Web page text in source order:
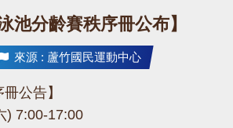
池分齡賽秩序冊公布】
來源 : 蘆竹國民運動中心
公告】
) 7:00-17:00